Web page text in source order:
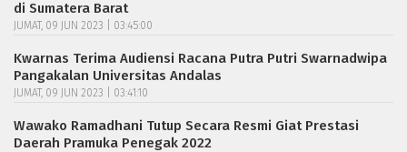
di Sumatera Barat
JUMAT, 09 JUN 2023 | 03:45:00
Kwarnas Terima Audiensi Racana Putra Putri Swarnadwipa
Pangakalan Universitas Andalas
JUMAT, 09 JUN 2023 | 03:41:10
Wawako Ramadhani Tutup Secara Resmi Giat Prestasi
Daerah Pramuka Penegak 2022